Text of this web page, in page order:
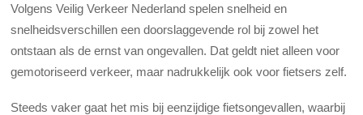
Volgens Veilig Verkeer Nederland spelen snelheid en
snelheidsverschillen een doorslaggevende rol bij zowel het
ontstaan als de ernst van ongevallen. Dat geldt niet alleen voor
gemotoriseerd verkeer, maar nadrukkelijk ook voor fietsers zelf.
Steeds vaker gaat het mis bij eenzijdige fietsongevallen, waarbij